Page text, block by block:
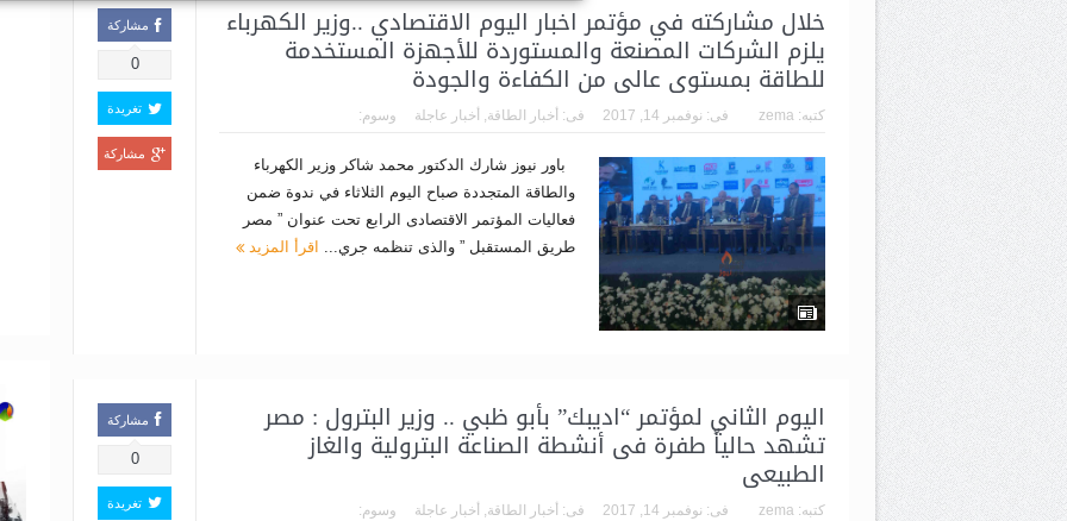
خلال مشاركته في مؤتمر اخبار اليوم الاقتصادي ..وزير الكهرباء
يلزم الشركات المصنعة والمستوردة للأجهزة المستخدمة
للطاقة بمستوى عالى من الكفاءة والجودة
كتبه: zema فى: نوفمبر 14, 2017 فى: أخبار الطاقة, أخبار عاجلة وسوم:
باور نيوز شارك الدكتور محمد شاكر وزير الكهرباء
والطاقة المتجددة صباح اليوم الثلاثاء في ندوة ضمن
فعاليات المؤتمر الاقتصادى الرابع تحت عنوان ” مصر
طريق المستقبل ” والذى تنظمه جري... اقرأ المزيد
مشاركة
0
تغريدة
مشاركة
اليوم الثاني لمؤتمر “اديبك” بأبو ظبي .. وزير البترول : مصر
تشهد حالياً طفرة فى أنشطة الصناعة البترولية والغاز
الطبيعى
كتبه: zema فى: نوفمبر 14, 2017 فى: أخبار الطاقة, أخبار عاجلة وسوم:
مشاركة
0
تغريدة